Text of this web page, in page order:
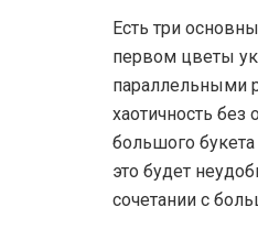
Есть три
первом цветы
параллельными
хаотичность
большого
это будет
сочетании с